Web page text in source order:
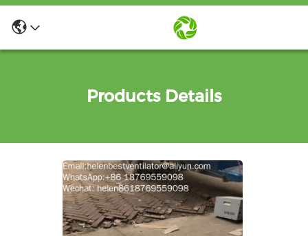
Products Details